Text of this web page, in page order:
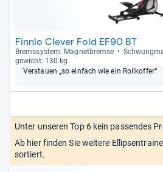
Finnlo Clever Fold EF90 BT
Brems­sys­tem: Magnet­bremse
ge­wicht: 130 kg
Ver­stauen „so ein­fach wie ein Roll­kof­fer“
Unter unseren Top 6 kein passendes
Ab hier finden Sie weitere
sortiert.